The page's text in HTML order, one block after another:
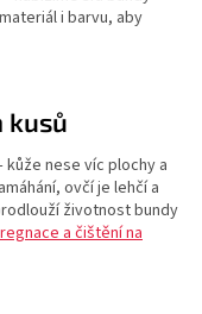
i barvu, aby
kusů
kůže nese víc plochy a
ovčí je lehčí a
životnost bundy
a čištění na